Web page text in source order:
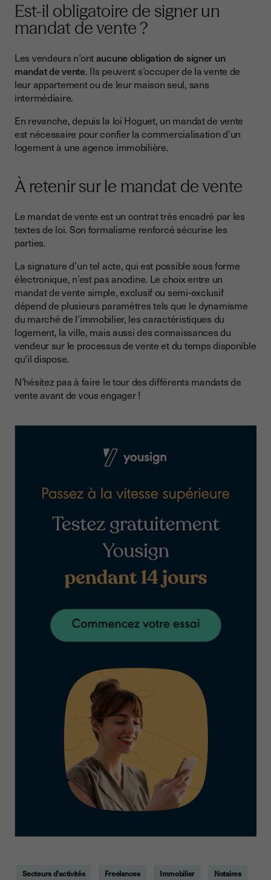
Est-il obligatoire de signer un
mandat de vente ?
Les vendeurs n’ontaucune obligation de signer un
mandat de vente. Ils peuvent s’occuper de la vente de
leur appartement ou de leur maison seul, sans
intermédiaire.
En revanche, depuis la loi Hoguet, un mandat de vente
est nécessaire pour confier la commercialisation d’un
logement à une agence immobilière.
À retenir sur le mandat de vente
Le mandat de vente est un contrat très encadré par les
textes de loi. Son formalisme renforcé sécurise les
parties.
La signature d’un tel acte, qui est possible sous forme
électronique, n’est pas anodine. Le choix entre un
mandat de vente simple, exclusif ou semi-exclusif
dépend de plusieurs paramètres tels que le dynamisme
du marché de l’immobilier, les caractéristiques du
logement, la ville, mais aussi des connaissances du
vendeur sur le processus de vente et du temps disponible
qu’il dispose.
N’hésitez pas à faire le tour des différents mandats de
vente avant de vous engager !
Secteurs d'activités Freelances Immobilier Notaires